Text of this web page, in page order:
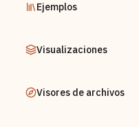
Ejemplos
Visualizaciones
Visores de archivos